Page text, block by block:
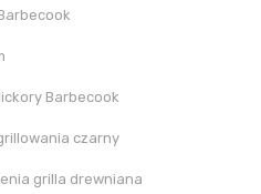
Barbecook
czarny
grilla drewniana